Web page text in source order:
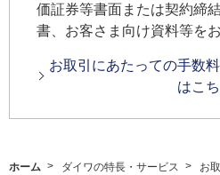
価証券等書面または契約締
書、お客さま向け資料等を
お取引にあたっての手数
はこ
ホーム ダイワの特長・サービス お